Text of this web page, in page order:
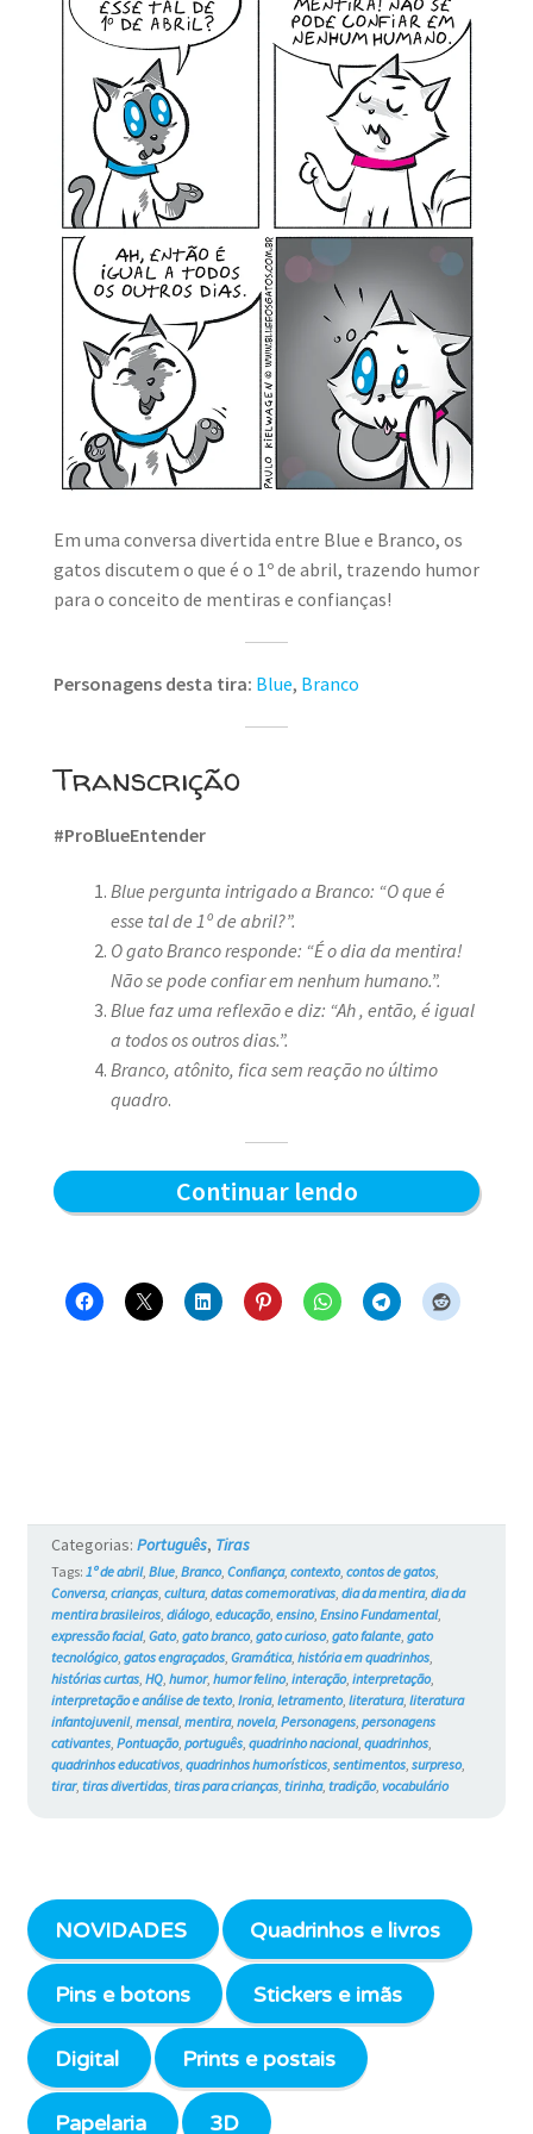
MINHA CONTA
CARRINHO
Search Button
Em uma conversa divertida entre Blue e Branco, os
gatos discutem o que é o 1º de abril, trazendo humor
para o conceito de mentiras e confianças!
Personagens desta tira: Blue, Branco
Transcrição
#ProBlueEntender
Blue pergunta intrigado a Branco: “O que é
esse tal de 1º de abril?”.
O gato Branco responde: “Éo dia da mentira!
Não se pode confiar em nenhum humano.”.
Blue faz uma reflexão e diz: “Ah , então, é igual
a todos os outros dias.”.
Branco, atônito, fica sem reação no último
quadro.
Continuar lendoO
Mentira
Gatos
#753
Categorias: Português, Tiras
Tags: 1º de abril, Blue, Branco, Confiança, contexto, contos de gatos,
Conversa, crianças, cultura, datas comemorativas, dia da mentira, dia da
mentira brasileiros, diálogo, educação, ensino, Ensino Fundamental,
expressão facial, Gato, gato branco, gato curioso, gato falante, gato
tecnológico, gatos engraçados, Gramática, história em quadrinhos,
histórias curtas, HQ, humor, humor felino, interação, interpretação,
interpretação e análise de texto, Ironia, letramento, literatura, literatura
infantojuvenil, mensal, mentira, novela, Personagens, personagens
cativantes, Pontuação, português, quadrinho nacional, quadrinhos,
quadrinhos educativos, quadrinhos humorísticos, sentimentos, surpreso,
tirar, tiras divertidas, tiras para crianças, tirinha, tradição, vocabulário
NOVIDADES Quadrinhos e livros
Pins e botons Stickers e imãs
Digital Prints e postais
Papelaria 3D